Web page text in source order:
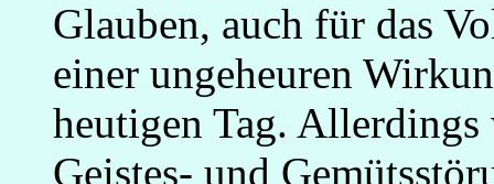
Glauben, auch für das
einer ungeheuren
heutigen Tag.
Geistes- und